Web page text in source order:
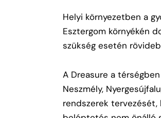
Helyi környezetben a
Esztergom környékén
szükség esetén
A Dreasure a
Neszmély,
rendszerek